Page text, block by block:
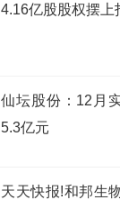
4.16亿股股权摆上
仙坛股份：12月
5.3亿元
天天快报!和邦生